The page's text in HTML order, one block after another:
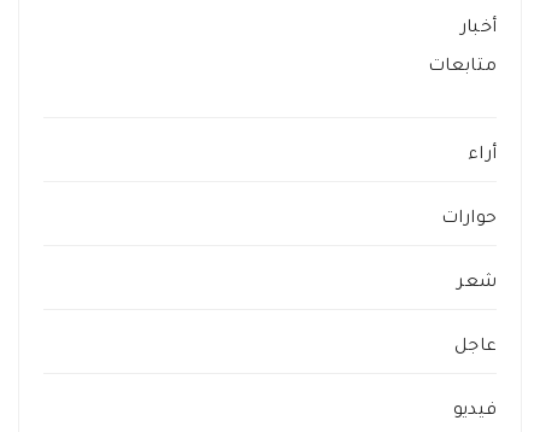
أخبار
متابعات
أراء
حوارات
شعر
عاجل
فيديو